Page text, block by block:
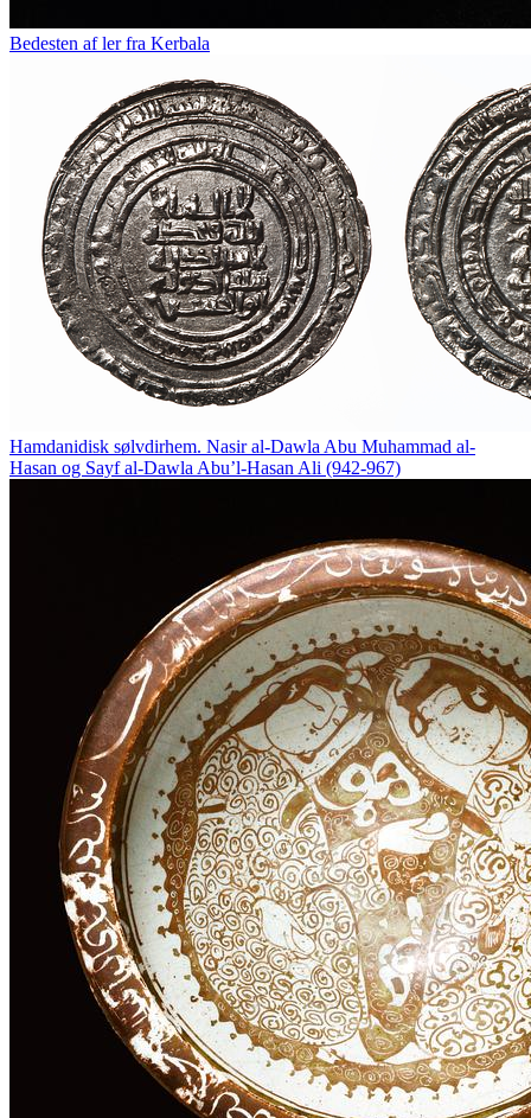
Bedesten af ler fra Kerbala
Hamdanidisk sølvdirhem. Nasir al-Dawla Abu Muhammad al-
Hasan og Sayf al-Dawla Abu’l-Hasan Ali (942-967)